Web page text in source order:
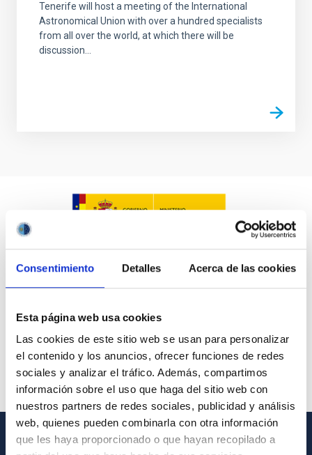
Consentimiento Detalles Acerca de las cookies
Esta página web usa cookies
Las cookies de este sitio web se usan para personalizar
el contenido y los anuncios, ofrecer funciones de redes
sociales y analizar el tráfico. Además, compartimos
información sobre el uso que haga del sitio web con
nuestros partners de redes sociales, publicidad y análisis
web, quienes pueden combinarla con otra información
que les haya proporcionado o que hayan recopilado a
Tenerife will host a meeting of the International
Astronomical Union with over a hundred specialists
from all over the world, at which there will be
discussion...